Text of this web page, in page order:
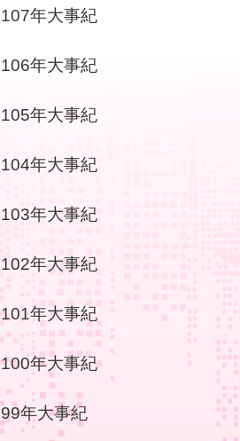
107年大事紀
106年大事紀
105年大事紀
104年大事紀
103年大事紀
102年大事紀
101年大事紀
100年大事紀
99年大事紀